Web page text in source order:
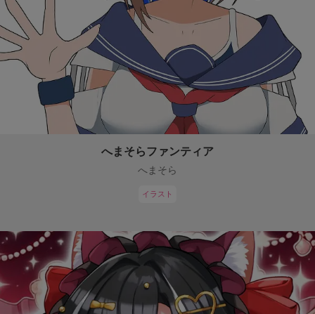
へまそらファンティア
へまそら
イラスト